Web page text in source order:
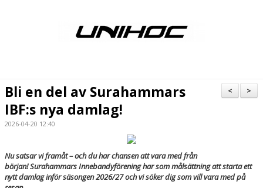
DOKUMENT
VÅRA LAG/ LEDARE
STYRELSE
KONTAKT
>
<
Bli en del av Surahammars
IBF:s nya damlag!
2026-04-20 12:40
Nu satsar vi framåt – och du har chansen att vara med från
början! Surahammars Innebandyförening har som målsättning att starta ett
nytt damlag inför säsongen 2026/27 och vi söker dig som vill vara med på